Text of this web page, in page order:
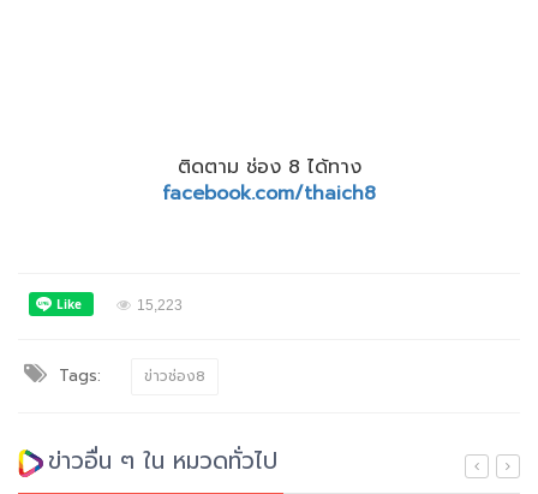
ติดตาม ช่อง 8 ได้ทาง
facebook.com/thaich8
15,223
Tags: ข่าวช่อง8
ข่าวอื่น ๆ ใน หมวดทั่วไป